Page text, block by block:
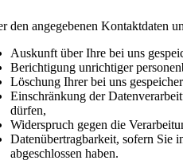
den angegebenen Kontaktdaten
Auskunft über Ihre bei uns
Berichtigung unrichtiger
Löschung Ihrer bei uns
Einschränkung der
dürfen,
Widerspruch gegen die
Datenübertragbarkeit, sofern Sie
abgeschlossen haben.